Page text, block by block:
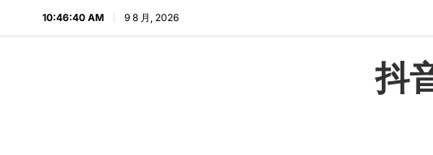
10:46:41 AM 9 8 月, 2026
抖